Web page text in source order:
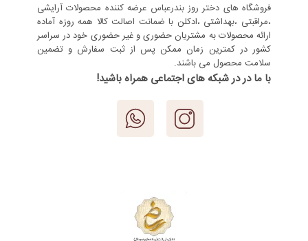
فروشگاه های دختر روز بندرعباس عرضه کننده محصولات آرایشی
،مراقبتی ،بهداشتی ،ادکلن با ضمانت اصالت کالا همه روزه آماده
ارائه محصولات به مشتریان حضوری و غیر حضوری خود در سراسر
کشور در کمترین زمان ممکن پس از ثبت سفارش و تضمین
سلامت محصول می باشند.
با ما در در شبکه های اجتماعی همراه باشید!